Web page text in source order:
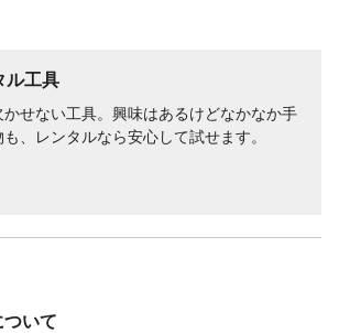
ル工具
せない工具。興味はあるけどなかなか手
、レンタルなら安心して試せます。
いて